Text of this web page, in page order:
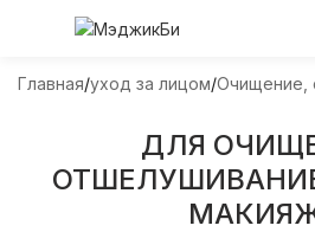
Главная уход за лицом Очищение,
ДЛЯ